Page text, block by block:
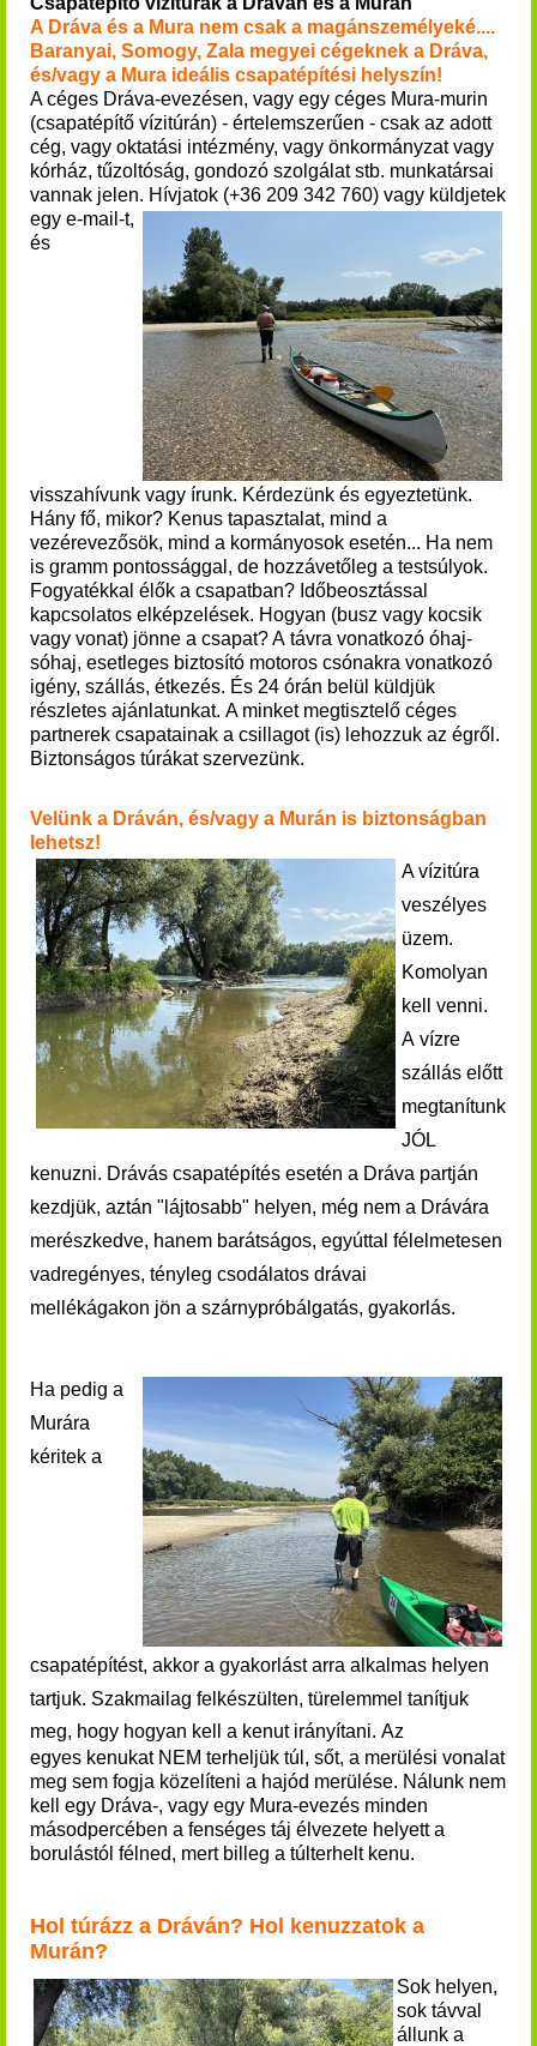
A Dráva és a Mura nem csak a magánszemélyeké....
Baranyai, Somogy, Zala megyei cégeknek a Dráva,
és/vagy a Mura ideális csapatépítési helyszín!
A céges Dráva-evezésen, vagy egy céges Mura-murin
(csapatépítő vízitúrán) - értelemszerűen - csak az adott
cég, vagy oktatási intézmény, vagy önkormányzat vagy
kórház, tűzoltóság, gondozó szolgálat stb. munkatársai
vannak jelen. Hívjatok (+36 209 342 760) vagy küldjetek
egy e-mail-t,
és
visszahívunk vagy írunk. Kérdezünk és egyeztetünk.
Hány fő, mikor? Kenus tapasztalat, mind a
vezérevezősök, mind a kormányosok esetén... Ha nem
is gramm pontossággal, de hozzávetőleg a testsúlyok.
Fogyatékkal élők a csapatban? Időbeosztással
kapcsolatos elképzelések. Hogyan (busz vagy kocsik
vagy vonat) jönne a csapat?A távra vonatkozó óhaj-
sóhaj, esetleges biztosító motoros csónakra vonatkozó
igény, szállás, étkezés. És 24 órán belül küldjük
részletes ajánlatunkat. A minket megtisztelő céges
partnerek csapatainak a csillagot (is) lehozzuk az égről.
Biztonságos túrákat szervezünk.
Velünk a Dráván, és/vagy a Murán is biztonságban
lehetsz!
A vízitúra
veszélyes
üzem.
Komolyan
kell venni.
A vízre
szállás előtt
megtanítunk
JÓL
kenuzni. Drávás csapatépítés esetén a Dráva partján
kezdjük, aztán "lájtosabb" helyen, még nem a Drávára
merészkedve, hanem barátságos, egyúttal félelmetesen
vadregényes, tényleg csodálatos drávai
mellékágakon jön a szárnypróbálgatás, gyakorlás.
Ha pedig a
Murára
kéritek a
csapatépítést, akkor a gyakorlást arra alkalmas helyen
tartjuk. Szakmailag felkészülten, türelemmel tanítjuk
meg, hogy hogyan kell a kenut irányítani. Az
egyes kenukat NEM terheljük túl, sőt, a merülési vonalat
meg sem fogja közelíteni a hajód merülése. Nálunk nem
kell egy Dráva-, vagy egy Mura-evezés minden
másodpercében a fenséges táj élvezete helyett a
borulástól félned, mert billeg a túlterhelt kenu.
Hol túrázz a Dráván? Hol kenuzzatok a
Murán?
Sok helyen,
sok távval
állunk a